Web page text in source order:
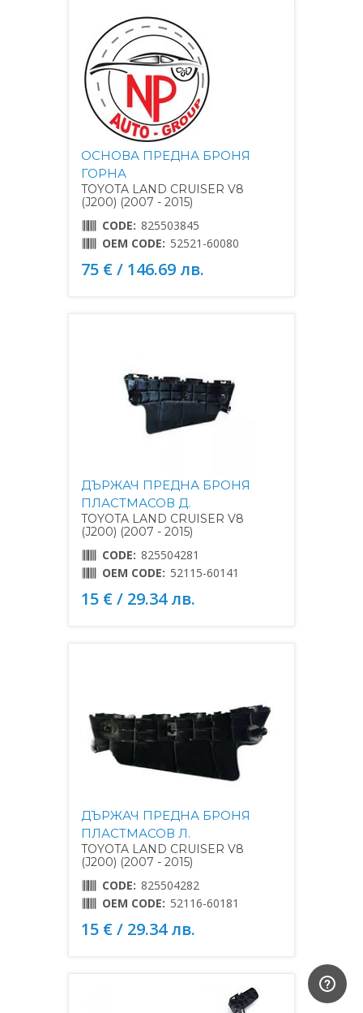
ОСНОВА ПРЕДНА БРОНЯ
ГОРНА
TOYOTA LAND CRUISER V8
(J200) (2007 - 2015)
CODE: 825503845
OEM CODE: 52521-60080
75 € / 146.69 лв.
ДЪРЖАЧ ПРЕДНА БРОНЯ
ПЛАСТМАСОВ Д.
TOYOTA LAND CRUISER V8
(J200) (2007 - 2015)
CODE: 825504281
OEM CODE: 52115-60141
15 € / 29.34 лв.
ДЪРЖАЧ ПРЕДНА БРОНЯ
ПЛАСТМАСОВ Л.
TOYOTA LAND CRUISER V8
(J200) (2007 - 2015)
CODE: 825504282
OEM CODE: 52116-60181
15 € / 29.34 лв.